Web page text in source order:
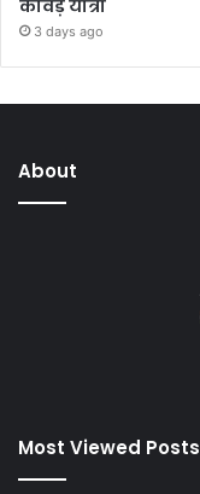
कांवड़ यात्रा
3 days ago
About
Most Viewed Posts